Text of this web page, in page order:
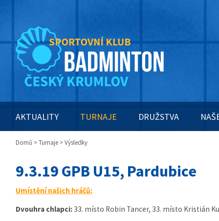
AKTUALITY TURNAJE DRUŽSTVA
Domů >Turnaje > Výsledky
9.3.19 GPB U15, Pardubice
Umístění našich hráčů:
Dvouhra chlapci: 33. místo Robin Tancer, 33. místo Kristián